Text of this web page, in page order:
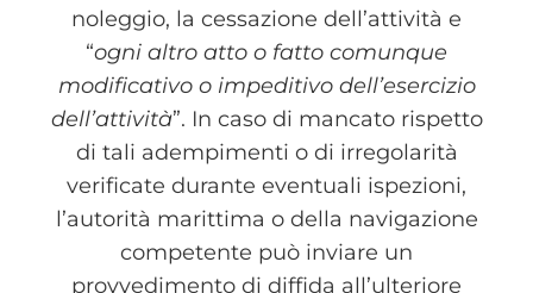
noleggio, la cessazione dell’attività e
“ogni altro atto o fatto comunque
modificativo o impeditivo dell’esercizio
dell’attività”. In caso di mancato rispetto
di tali adempimenti o di irregolarità
verificate durante eventuali ispezioni,
l’autorità marittima o della navigazione
competente può inviare un
provvedimento di diffida all’ulteriore